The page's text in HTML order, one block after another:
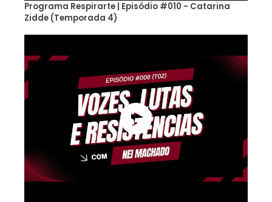
Programa Respirarte | Episódio #010 - Catarina
Zidde (Temporada 4)